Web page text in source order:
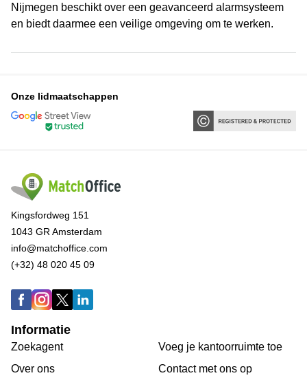
Nijmegen beschikt over een geavanceerd alarmsysteem
en biedt daarmee een veilige omgeving om te werken.
Onze lidmaatschappen
Kingsfordweg 151
1043 GR Amsterdam
info@matchoffice.com
(+32) 48 020 45 09
Informatie
Zoekagent
Over ons
Voeg je kantoorruimte toe
Сontact met ons op